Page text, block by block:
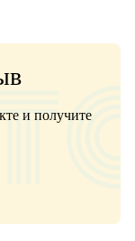
и получите